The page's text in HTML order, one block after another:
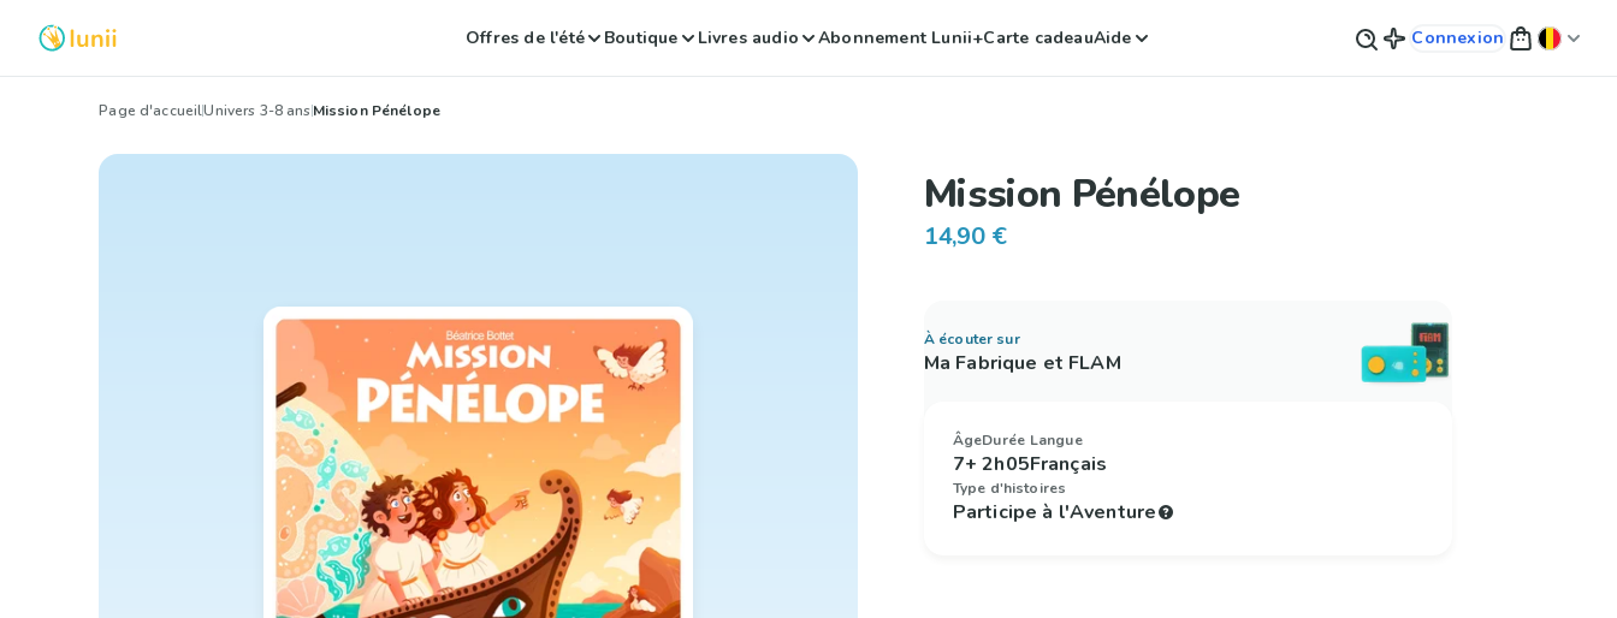
Offres de l'été Boutique Livres audio Abonnement Lunii+Carte cadeauAide Connexion
Page d'accueilUnivers 3-8 ansMission Pénélope
Mission Pénélope
14,90 €
À écouter sur
Ma Fabrique et FLAM
Âge
7+
Durée
2h05
Langue
Français
Type d'histoires
Participe à l'Aventure